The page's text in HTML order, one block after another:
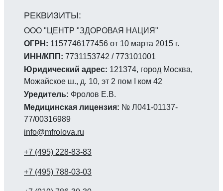
ООО "ЦЕНТР "ЗДОРОВАЯ НАЦИЯ"
ОГРН: 1157746177456 от 10 марта 2015 г.
ИНН/КПП: 7731153742 / 773101001
Юридический адрес: 121374, город Москва,
Можайское ш., д. 10, эт 2 пом I ком 42
Уредитель: Фролов Е.В.
Медицинская лицензия: № Л041-01137-
77/00316989
info@mfrolova.ru